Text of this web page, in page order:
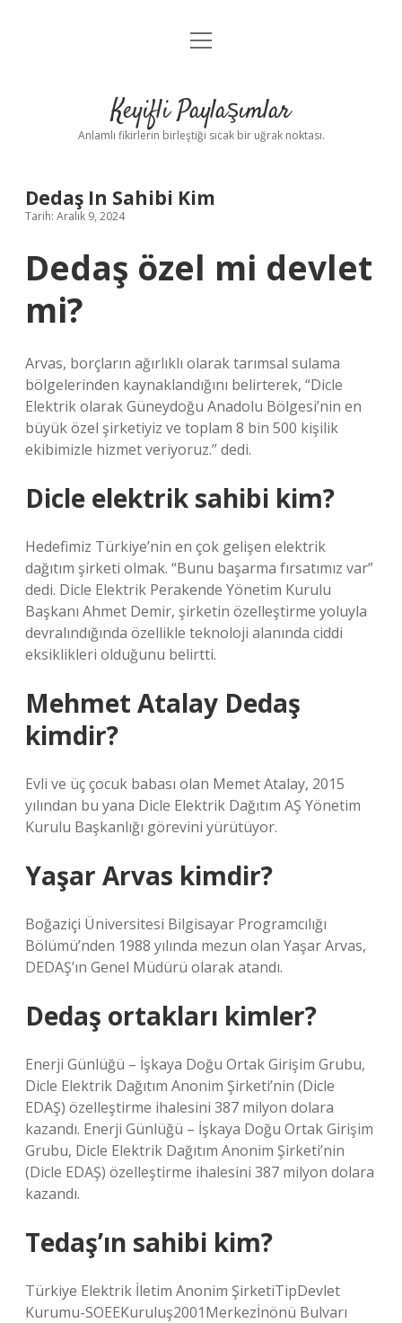
Anasayfa
Yasal Uyarı
menüyü
Keyifli Paylaşımlar
Anlamlı fikirlerin birleştiği sıcak bir uğrak noktası.
Dedaş In Sahibi Kim
Tarih: Aralık 9, 2024
Dedaş özel mi devlet
mi?
Arvas, borçların ağırlıklı olarak tarımsal sulama
bölgelerinden kaynaklandığını belirterek, “Dicle
Elektrik olarak Güneydoğu Anadolu Bölgesi’nin en
büyük özel şirketiyiz ve toplam 8 bin 500 kişilik
ekibimizle hizmet veriyoruz.” dedi.
Dicle elektrik sahibi kim?
Hedefimiz Türkiye’nin en çok gelişen elektrik
dağıtım şirketi olmak. “Bunu başarma fırsatımız var”
dedi. Dicle Elektrik Perakende Yönetim Kurulu
Başkanı Ahmet Demir, şirketin özelleştirme yoluyla
devralındığında özellikle teknoloji alanında ciddi
eksiklikleri olduğunu belirtti.
Mehmet Atalay Dedaş
kimdir?
Evli ve üç çocuk babası olan Memet Atalay, 2015
yılından bu yana Dicle Elektrik Dağıtım AŞ Yönetim
Kurulu Başkanlığı görevini yürütüyor.
Yaşar Arvas kimdir?
Boğaziçi Üniversitesi Bilgisayar Programcılığı
Bölümü’nden 1988 yılında mezun olan Yaşar Arvas,
DEDAŞ’ın Genel Müdürü olarak atandı.
Dedaş ortakları kimler?
Enerji Günlüğü – İşkaya Doğu Ortak Girişim Grubu,
Dicle Elektrik Dağıtım Anonim Şirketi’nin (Dicle
EDAŞ) özelleştirme ihalesini 387 milyon dolara
kazandı. Enerji Günlüğü – İşkaya Doğu Ortak Girişim
Grubu, Dicle Elektrik Dağıtım Anonim Şirketi’nin
(Dicle EDAŞ) özelleştirme ihalesini 387 milyon dolara
kazandı.
Tedaş’ın sahibi kim?
Türkiye Elektrik İletim Anonim ŞirketiTipDevlet
Kurumu-SOEEKuruluş2001Merkezİnönü Bulvarı